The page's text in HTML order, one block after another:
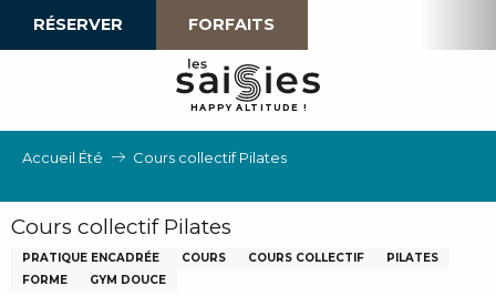
RÉSERVER FORFAITS
HAPPY ALTI TU D E !
Accueil Été Cours collectif Pilates
Cours collectif Pilates
PRATIQUE ENCADRÉE COURS COURS COLLECTIF
PILATES
FORME
GYM DOUCE